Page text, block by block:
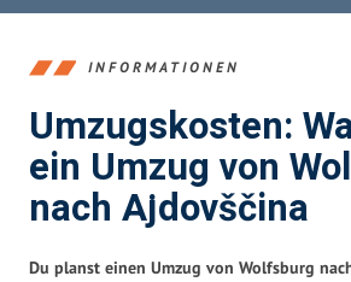
INFORMATIONEN
Umzugskosten:
ein Umzug von
nach Ajdovščina
Du planst einen Umzug von Wolfsburg